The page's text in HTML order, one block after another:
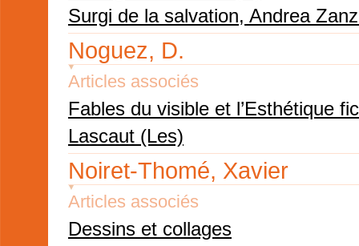
Surgi de la salvation, Andrea
Noguez, D.
Articles associés
Fables du visible et l’Esthétique
Lascaut (Les)
Noiret-Thomé, Xavier
Articles associés
Dessins et collages